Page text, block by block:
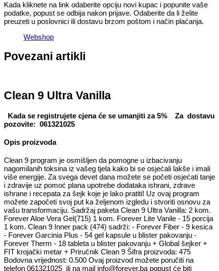
Kada kliknete na link odaberite opciju novi kupac i popunite vaše
podatke, popust se odbija nakon prijave. Odaberite da li želite
preuzeti u poslovnici ili dostavu brzom poštom i način plaćanja.
Webshop
Povezani artikli
Clean 9 Ultra Vanilla
Kada se registrujete cjena će se umanjiti za 5%
Za dostavu
pozovite: 061321025
Opis proizvoda
Clean 9 program je osmišljen da pomogne u izbacivanju
nagomilanih toksina iz vašeg tjela kako bi se osjećali lakše i imali
više energije. Za svega devet dana možete se početi osjećati tanje
i zdravije uz pomoć plana upotrebe dodataka ishrani, zdrave
ishrane i recepata za šejk koje je lako pratiti! Uz ovaj program
možete započeti svoj put ka željenom izgledu i stvoriti osnovu za
vašu transformaciju. Sadržaj paketa Clean 9 Ultra Vanilla: 2 kom.
Forever Aloe Vera Gel(715) 1 kom. Forever Lite Vanile - 15 porcija
1 kom. Clean 9 Inner pack (474) sadrži: - Forever Fiber - 9 kesica
- Forever Garcinia Plus - 54 gel kapsule u blister pakovanju -
Forever Therm - 18 tableta u blister pakovanju + Global šejker +
FIT krojački metar + Priručnik Clean 9 Šifra proizvoda: 475
Bodovna vrijednost: 0.500 Ovaj proizvod možete poručiti na
telefon 061321025 ili na mail info@forever.ba popust će biti